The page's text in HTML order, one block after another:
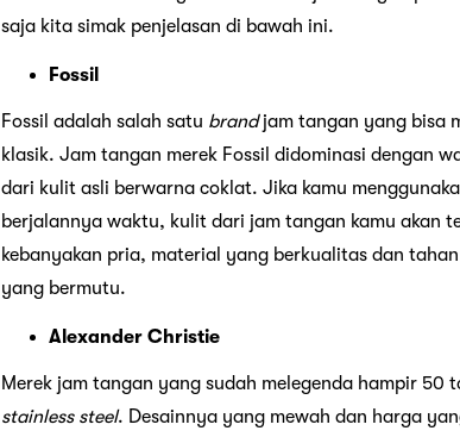
saja kita simak penjelasan di bawah ini.
Fossil
Fossil adalah salah satu brandjam tangan yang bisa
klasik. Jam tangan merek Fossil didominasi dengan
dari kulit asli berwarna coklat. Jika kamu
berjalannya waktu, kulit dari jam tangan kamu akan
kebanyakan pria, material yang berkualitas dan
yang bermutu.
Alexander Christie
Merek jam tangan yang sudah melegenda hampir
stainless steel. Desainnya yang mewah dan harga